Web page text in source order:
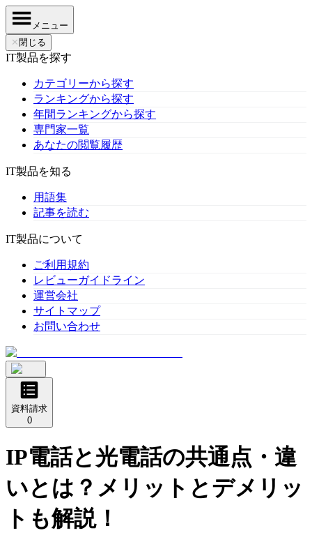
メニュー
✕ 閉じる
IT製品を探す
カテゴリーから探す
ランキングから探す
年間ランキングから探す
専門家一覧
あなたの閲覧履歴
IT製品を知る
用語集
記事を読む
IT製品について
ご利用規約
レビューガイドライン
運営会社
サイトマップ
お問い合わせ
資料請求
0
IP電話と光電話の共通点・違
いとは？メリットとデメリッ
トも解説！